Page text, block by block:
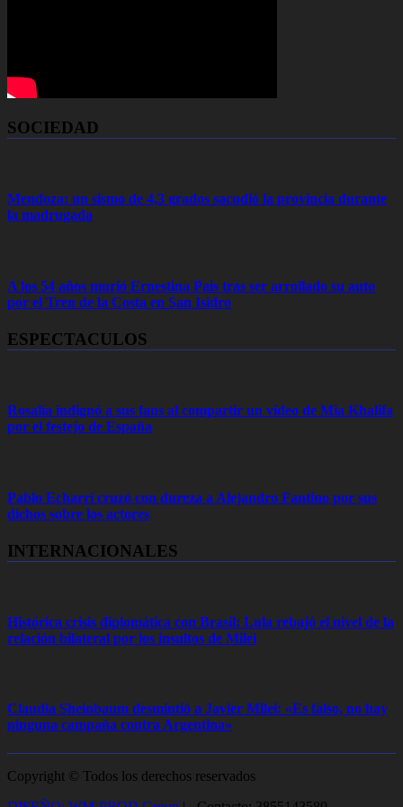
SOCIEDAD
Mendoza: un sismo de 4,3 grados sacudió la provincia durante
la madrugada
A los 54 años murió Ernestina Pais tras ser arrollado su auto
por el Tren de la Costa en San Isidro
ESPECTACULOS
Rosalía indignó a sus fans al compartir un video de Mia Khalifa
por el festejo de España
Pablo Echarri cruzó con dureza a Alejandro Fantino por sus
dichos sobre los actores
INTERNACIONALES
Histórica crisis diplomática con Brasil: Lula rebajó el nivel de la
relación bilateral por los insultos de Milei
Claudia Sheinbaum desmintió a Javier Milei: «Es falso, no hay
ninguna campaña contra Argentina»
Copyright © Todos los derechos reservados